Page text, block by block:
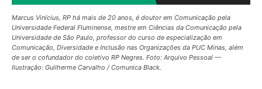
Marcus Vinícius, RP há mais de 20 anos, é doutor em Comunicação pela
Universidade Federal Fluminense, mestre em Ciências da Comunicação pela
Universidade de São Paulo, professor do curso de especialização em
Comunicação, Diversidade e Inclusão nas Organizações da PUC Minas, além
de ser o cofundador do coletivo RP Negres. Foto: Arquivo Pessoal —
Ilustração: Guilherme Carvalho / Comunica Black.